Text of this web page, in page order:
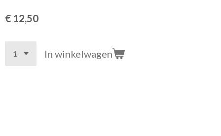
€ 12,50
In winkelwagen